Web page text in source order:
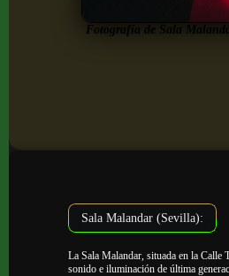
Fotografía de Sala
Sala Malandar (Sevilla):
La Sala Malandar, situada en la Calle
sonido e iluminación de última